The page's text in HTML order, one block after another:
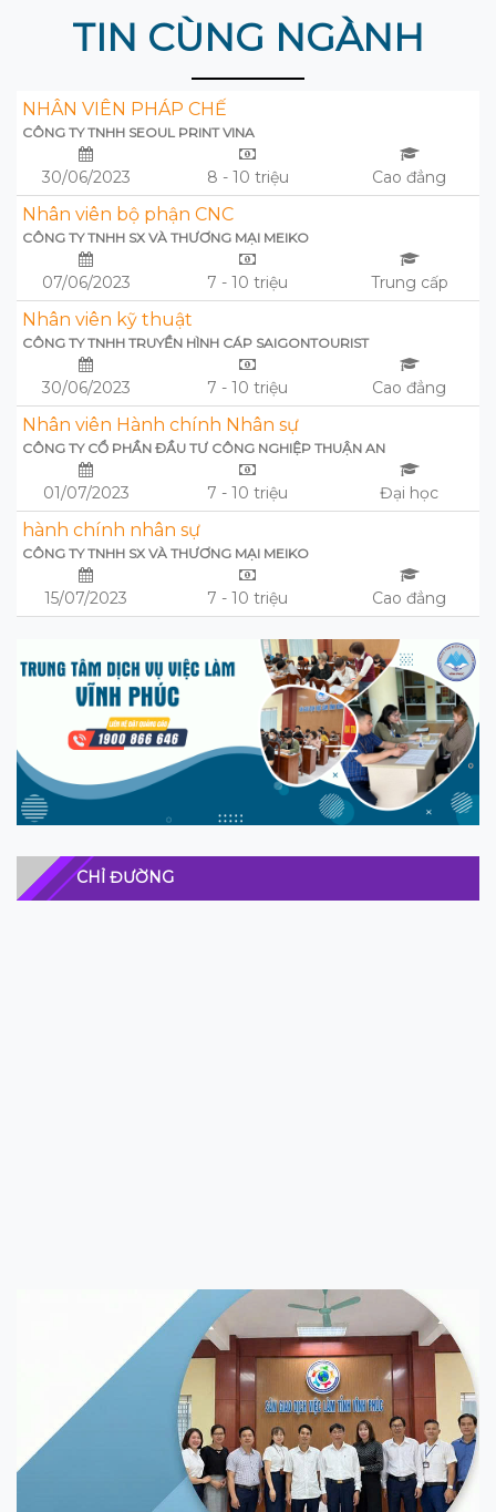
TIN CÙNG NGÀNH
NHÂN VIÊN PHÁP CHẾ
CÔNG TY TNHH SEOUL PRINT VINA
30/06/2023 8 - 10 triệu Cao đẳng
Nhân viên bộ phận CNC
CÔNG TY TNHH SX VÀ THƯƠNG MẠI MEIKO
07/06/2023 7 - 10 triệu Trung cấp
Nhân viên kỹ thuật
CÔNG TY TNHH TRUYỀN HÌNH CÁP SAIGONTOURIST
30/06/2023 7 - 10 triệu Cao đẳng
Nhân viên Hành chính Nhân sự
CÔNG TY CỔ PHẦN ĐẦU TƯ CÔNG NGHIỆP THUẬN AN
01/07/2023 7 - 10 triệu Đại học
hành chính nhân sự
CÔNG TY TNHH SX VÀ THƯƠNG MẠI MEIKO
15/07/2023 7 - 10 triệu Cao đẳng
CHỈ ĐƯỜNG